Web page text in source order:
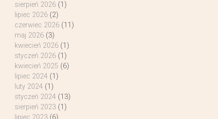
sierpień 2026 (1)
lipiec 2026 (2)
czerwiec 2026 (11)
maj 2026 (3)
kwiecień 2026 (1)
styczeń 2026 (1)
kwiecień 2025 (6)
lipiec 2024 (1)
luty 2024 (1)
styczeń 2024 (13)
sierpień 2023 (1)
lipiec 2023 (6)